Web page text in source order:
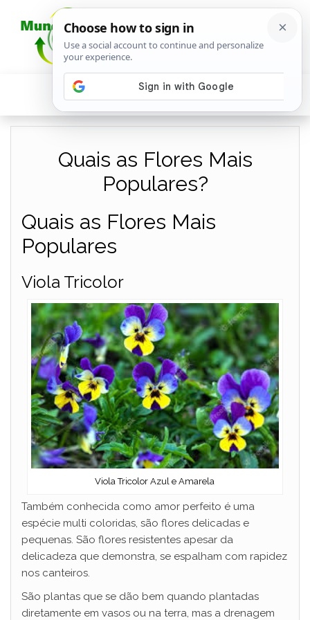
Quais as Flores Mais
Populares?
Quais as Flores Mais
Populares
Viola Tricolor
Viola Tricolor Azul e Amarela
Também conhecida como amor perfeito é uma
espécie multi coloridas, são flores delicadas e
pequenas. São flores resistentes apesar da
delicadeza que demonstra, se espalham com rapidez
nos canteiros.
São plantas que se dão bem quando plantadas
diretamente em vasos ou na terra, mas a drenagem